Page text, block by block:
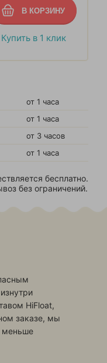
Купить в 1 клик
от 1 часа
от 1 часа
от 3 часов
от 1 часа
бесплатно.
без ограничений.
HiFloat,
заказе, мы
меньше